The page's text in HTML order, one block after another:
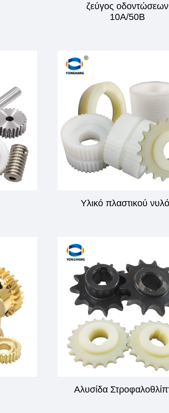
ζεύγος οδοντώσεων
10A/50B
Υλικό πλαστικού
Αλυσίδα